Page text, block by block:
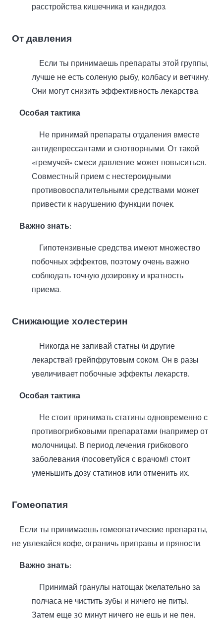
расстройства кишечника и кандидоз.
От давления
Если ты принимаешь препараты этой группы,
лучше не есть соленую рыбу, колбасу и ветчину.
Они могут снизить эффективность лекарства.
Особая тактика
Не принимай препараты отдаления вместе
антидепрессантами и снотворными. От такой
«гремучей» смеси давление может повыситься.
Совместный прием с нестероидными
противовоспалительными средствами может
привести к нарушению функции почек.
Важно знать:
Гипотензивные средства имеют множество
побочных эффектов, поэтому очень важно
соблюдать точную дозировку и кратность
приема.
Снижающие холестерин
Никогда не запивай статны (и другие
лекарства!) грейпфрутовым соком. Он в разы
увеличивает побочные эффекты лекарств.
Особая тактика
Не стоит принимать статины одновременно с
противогрибковыми препаратами (например от
молочницы). В период лечения грибкового
заболевания (посоветуйся с врачом!) стоит
уменьшить дозу статинов или отменить их.
Гомеопатия
Если ты принимаешь гомеопатические препараты,
не увлекайся кофе, ограничь приправы и пряности.
Важно знать:
Принимай гранулы натощак (желательно за
полчаса не чистить зубы и ничего не пить).
Затем еще 30 минут ничего не ешь и не пен.